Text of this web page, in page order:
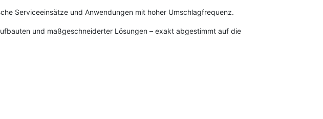
Serviceeinsätze und Anwendungen mit hoher Umschlagfrequenz.
und maßgeschneiderter Lösungen – exakt abgestimmt auf die